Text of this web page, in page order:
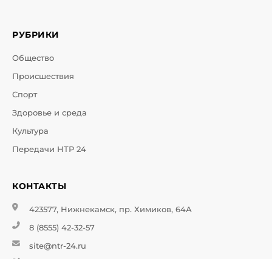
РУБРИКИ
Общество
Происшествия
Спорт
Здоровье и среда
Культура
Передачи НТР 24
КОНТАКТЫ
423577, Нижнекамск, пр. Химиков, 64А
8 (8555) 42-32-57
site@ntr-24.ru